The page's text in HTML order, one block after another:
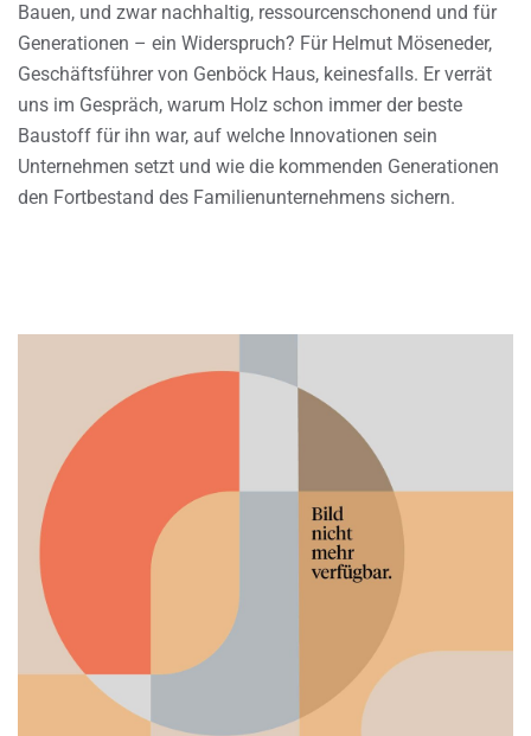
Bauen, und zwar nachhaltig, ressourcenschonend und für
Generationen – ein Widerspruch? Für Helmut Möseneder,
Geschäftsführer von Genböck Haus, keinesfalls. Er verrät
uns im Gespräch, warum Holz schon immer der beste
Baustoff für ihn war, auf welche Innovationen sein
Unternehmen setzt und wie die kommenden Generationen
den Fortbestand des Familienunternehmens sichern.